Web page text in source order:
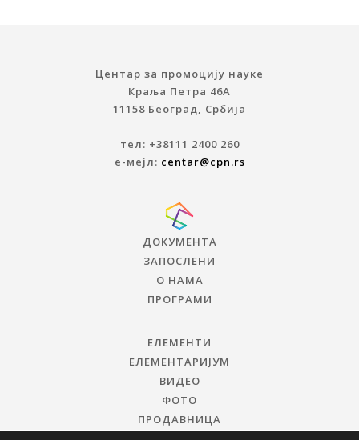
Центар за промоцију науке
Краља Петра 46A
11158 Београд, Србија
тел: +38111 2400 260
е-мејл: centar@cpn.rs
ДОКУМЕНТА
ЗАПОСЛЕНИ
О НАМА
ПРОГРАМИ
ЕЛЕМЕНТИ
ЕЛЕМЕНТАРИЈУМ
ВИДЕО
ФОТО
ПРОДАВНИЦА